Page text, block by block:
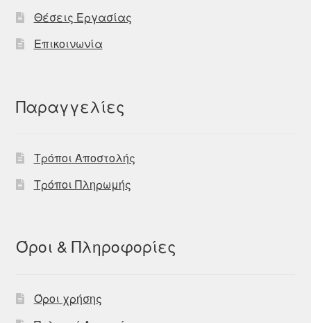
Θέσεις Εργασίας
Επικοινωνία
Παραγγελίες
Τρόποι Αποστολής
Τρόποι Πληρωμής
Όροι & Πληροφορίες
Όροι χρήσης